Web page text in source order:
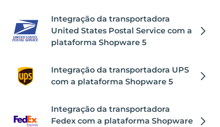
Integração da transportadora
United States Postal Service com a
plataforma Shopware 5
Integração da transportadora UPS
com a plataforma Shopware 5
Integração da transportadora
Fedex com a plataforma Shopware